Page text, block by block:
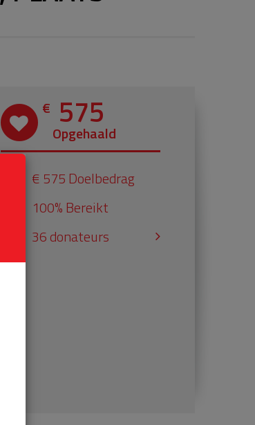
€ 575
Opgehaald
€ 575 Doelbedrag
100% Bereikt
36 donateurs